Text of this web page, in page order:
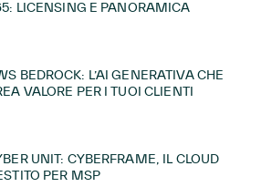
LICENSING E PANORAMICA
BEDROCK: L’AI GENERATIVA CHE
VALORE PER I TUOI CLIENTI
UNIT: CYBERFRAME, IL CLOUD
PER MSP